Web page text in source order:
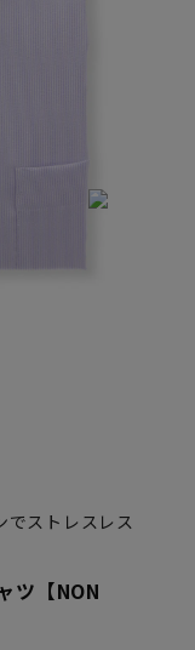
でストレスレス
ツ【NON